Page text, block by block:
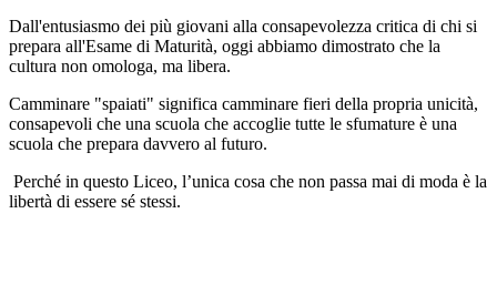
Dall'entusiasmo dei più giovani alla consapevolezza critica di chi si
prepara all'Esame di Maturità, oggi abbiamo dimostrato che la
cultura non omologa, ma libera.
Camminare "spaiati" significa camminare fieri della propria unicità,
consapevoli che una scuola che accoglie tutte le sfumature è una
scuola che prepara davvero al futuro.
Perché in questo Liceo, l’unica cosa che non passa mai di moda è la
libertà di essere sé stessi.